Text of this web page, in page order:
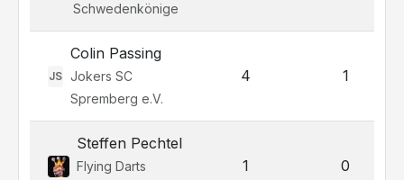
Schwedenkönige
JS
Colin Passing
Jokers SC
Spremberg e.V.
4 1
Steffen Pechtel
Flying Darts
1 0